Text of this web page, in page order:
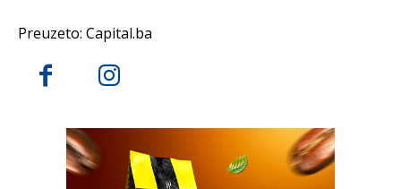
Preuzeto: Capital.ba